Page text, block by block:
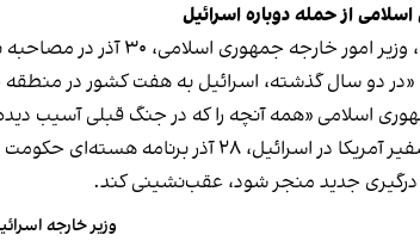
از حمله دوباره اسرائیل
در مصاحبه با شبکه راشاتودی گفت: «ما احتمال حمله دوباره اسرائیل را رد نمی‌کنیم، اما برای آن کاملا آماده هستیم.»
دو سال گذشته، اسرائیل به هفت کشور در منطقه حمله
اسلامی «همه آنچه را که در جنگ قبلی آسیب
حکومت ایران را محور اصلی نگرانی‌های امنیتی منطقه خواند و ابراز امیدواری کرد
درگیری جدید منجر شود، عقب‌نشینی کند.
وزیر خارجه